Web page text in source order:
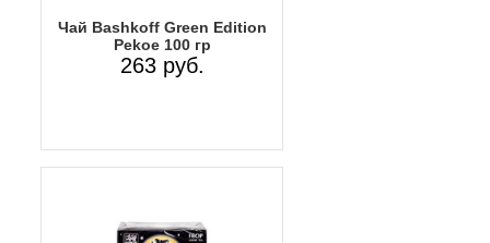
Чай Bashkoff Green Edition
Pekoe 100 гр
263 руб.